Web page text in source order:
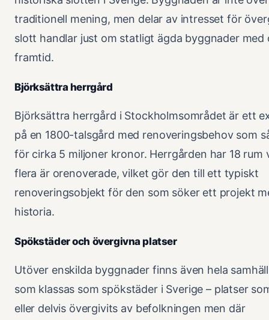
traditionell mening, men delar av intresset för
slott handlar just om statligt ägda byggnader med
framtid.
Björksättra herrgård
Björksättra herrgård i Stockholmsområdet är ett
på en 1800-talsgård med renoveringsbehov som
för cirka 5 miljoner kronor. Herrgården har 18 rum
flera är orenoverade, vilket gör den till ett typiskt
renoveringsobjekt för den som söker ett projekt
historia.
Spökstäder och övergivna platser
Utöver enskilda byggnader finns även hela
som klassas som spökstäder i Sverige – platser
eller delvis övergivits av befolkningen men där